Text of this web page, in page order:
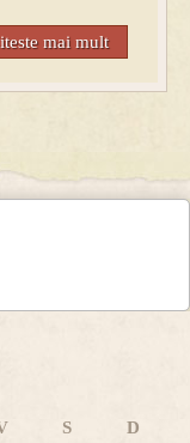
mai mult
S
D